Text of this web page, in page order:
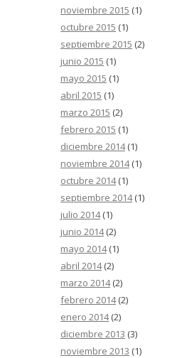
noviembre 2015 (1)
octubre 2015 (1)
septiembre 2015 (2)
junio 2015 (1)
mayo 2015 (1)
abril 2015 (1)
marzo 2015 (2)
febrero 2015 (1)
diciembre 2014(1)
noviembre 2014(1)
octubre 2014(1)
septiembre 2014(1)
julio 2014(1)
junio 2014(2)
mayo 2014(1)
abril 2014(2)
marzo 2014(2)
febrero 2014(2)
enero 2014(2)
diciembre 2013 (3)
noviembre 2013 (1)